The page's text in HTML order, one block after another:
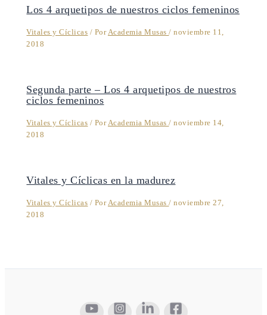
Los 4 arquetipos de nuestros ciclos femeninos
Vitales y Cíclicas / Por Academia Musas/noviembre 11,
2018
Segunda parte – Los 4 arquetipos de nuestros
ciclos femeninos
Vitales y Cíclicas / Por Academia Musas/noviembre 14,
2018
Vitales y Cíclicas en la madurez
Vitales y Cíclicas / Por Academia Musas/noviembre 27,
2018